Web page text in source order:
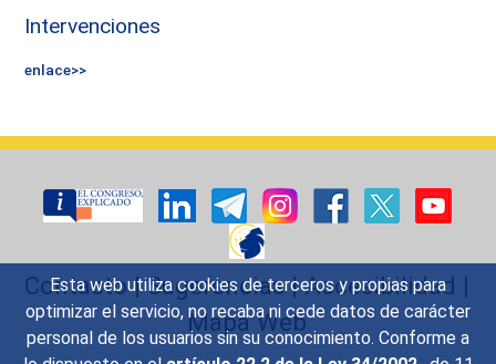
Esta web utiliza cookies de terceros y propias para
optimizar el servicio, no recaba ni cede datos de carácter
personal de los usuarios sin su conocimiento. Conforme a
Intervenciones
enlace>>
Contacto|Sugerencias|Accesibilidad |
Mapa Web